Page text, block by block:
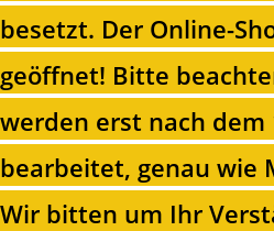
besetzt. Der Online-
geöffnet! Bitte
werden erst nach dem
bearbeitet, genau wie
Wir bitten um Ihr